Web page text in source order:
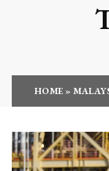
HOME»